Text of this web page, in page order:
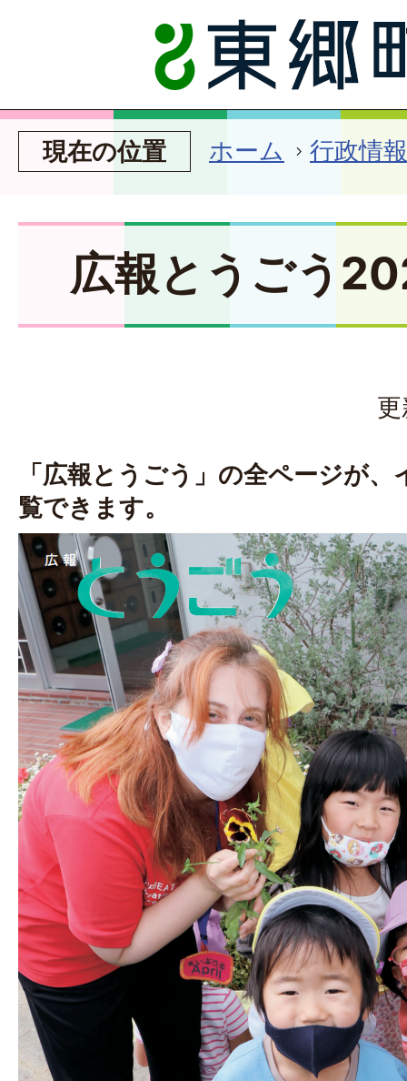
現在の位置 ホーム 行政情報
広報とうごう
「広報とうごう」の全ページが
覧できます。